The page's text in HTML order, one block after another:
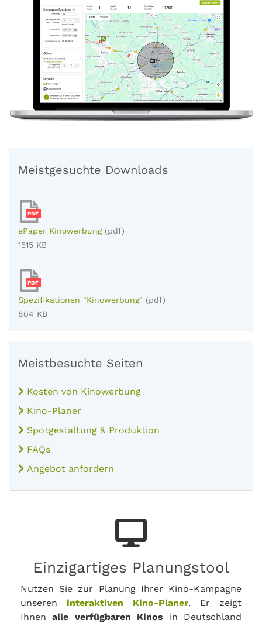
Meistgesuchte Downloads
PDF
ePaper Kinowerbung (pdf)
1515 KB
PDF
Spezifikationen "Kinowerbung" (pdf)
804 KB
Meistbesuchte Seiten
Kosten von Kinowerbung
Kino-Planer
Spotgestaltung & Produktion
FAQs
Angebot anfordern
Einzigartiges Planungstool
Nutzen Sie zur Planung Ihrer Kino-Kampagne
unseren interaktiven Kino-Planer. Er zeigt
Ihnenalle verfügbaren Kinos in Deutschland